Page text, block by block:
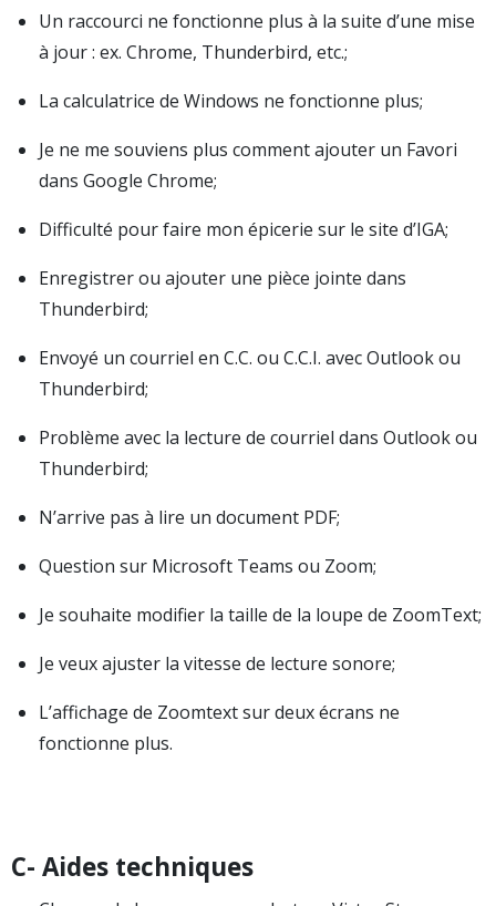
Un raccourci ne fonctionne plus à la suite d’une mise
à jour : ex. Chrome, Thunderbird, etc.;
La calculatrice de Windows ne fonctionne plus;
Je ne me souviens plus comment ajouter un Favori
dans Google Chrome;
Difficulté pour faire mon épicerie sur le site d’IGA;
Enregistrer ou ajouter une pièce jointe dans
Thunderbird;
Envoyé un courriel en C.C. ou C.C.I. avec Outlook ou
Thunderbird;
Problème avec la lecture de courriel dans Outlook ou
Thunderbird;
N’arrive pas à lire un document PDF;
Question sur Microsoft Teams ou Zoom;
Je souhaite modifier la taille de la loupe de ZoomText;
Je veux ajuster la vitesse de lecture sonore;
L’affichage de Zoomtext sur deux écrans ne
fonctionne plus.
C- Aides techniques